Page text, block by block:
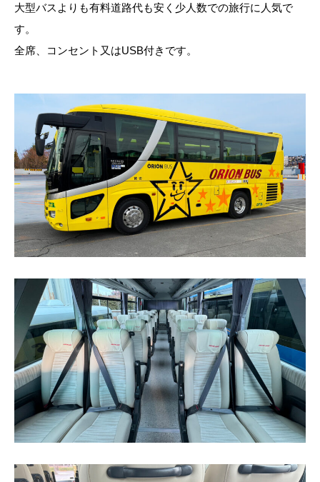
大型バスよりも有料道路代も安く少人数での旅行に人気で
す。
全席、コンセント又はUSB付きです。